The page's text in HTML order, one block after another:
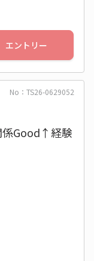
エントリー
No：TS26-0629052
係Good↑経験